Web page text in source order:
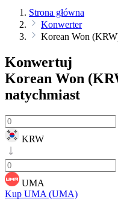
Strona główna
Konwerter
Korean Won
Konwertuj
Korean Won
natychmiast
KRW
UMA
Kup UMA (UMA)